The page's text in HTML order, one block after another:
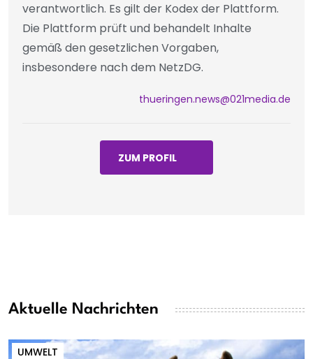
verantwortlich. Es gilt der Kodex der Plattform.
Die Plattform prüft und behandelt Inhalte
gemäß den gesetzlichen Vorgaben,
insbesondere nach dem NetzDG.
thueringen.news@021media.de
ZUM PROFIL
Aktuelle Nachrichten
UMWELT